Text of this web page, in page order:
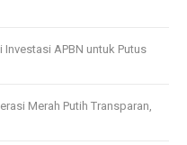
APBN untuk Putus
Merah Putih Transparan,